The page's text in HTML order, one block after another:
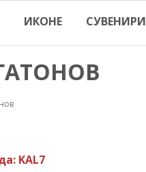
ИКОНЕ СУВЕНИРИ
KAL7